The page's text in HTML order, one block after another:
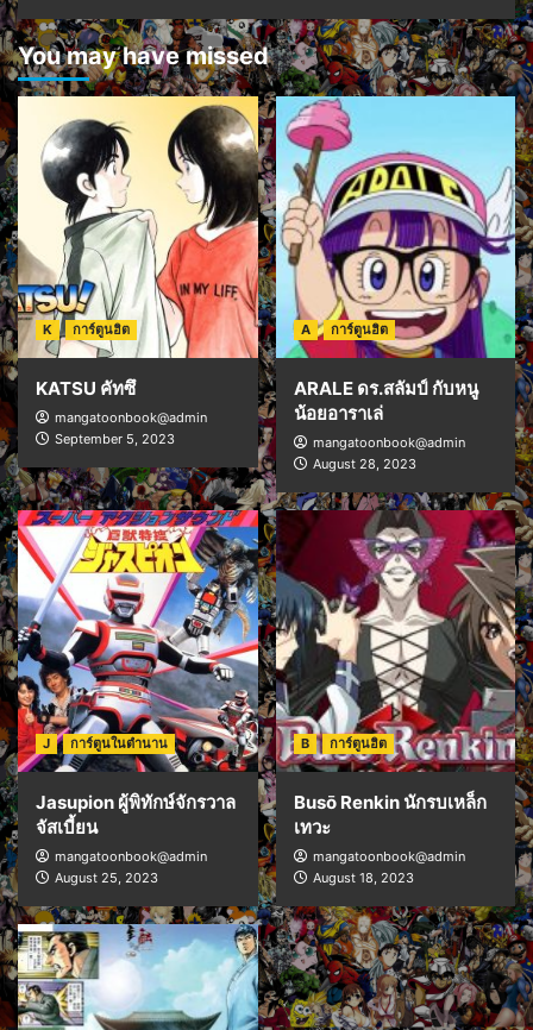
You may have missed
K การ์ตูนฮิต
KATSU คัทซึ
mangatoonbook@admin
September 5, 2023
A การ์ตูนฮิต
ARALE ดร.สลัมป์ กับหนู
น้อยอาราเล่
mangatoonbook@admin
August 28, 2023
J การ์ตูนในตำนาน
Jasupion ผู้พิทักษ์จักรวาล
จัสเบี้ยน
mangatoonbook@admin
August 25, 2023
B การ์ตูนฮิต
Busō Renkin นักรบเหล็ก
เทวะ
mangatoonbook@admin
August 18, 2023